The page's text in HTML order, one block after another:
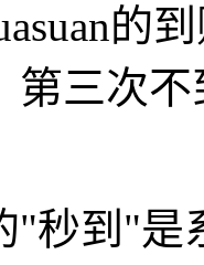
的
第三次
"秒到"是